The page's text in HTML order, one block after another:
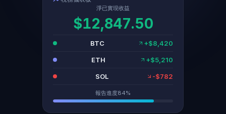
淨已實現收益
$12,847.50
BTC +$8,420
ETH +$5,210
SOL -$782
報告進度84%